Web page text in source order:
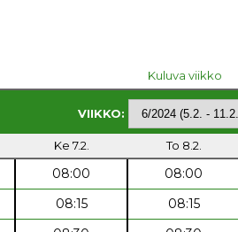
Kuluva viikko
VIIKKO:
Ke 7.2. To 8.2.
08:00 08:00
08:15 08:15